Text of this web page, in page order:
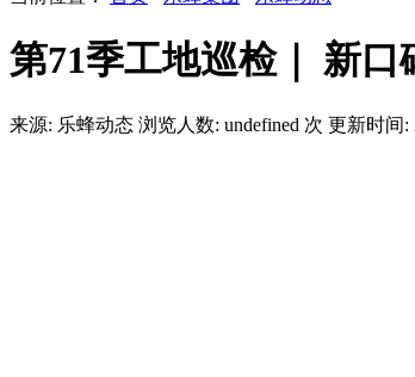
第71季工地巡检｜ 新
来源: 乐蜂动态 浏览人数: undefined 次 更新时间: